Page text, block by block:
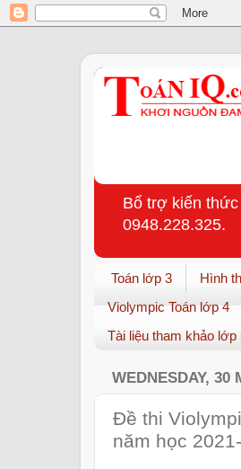
Bổ trợ kiến
0948.228.325.
Toán lớp 3 Hình
Violympic Toán lớp 4
Tài liệu tham khảo lớp
WEDNESDAY, 30
Đề thi
năm học